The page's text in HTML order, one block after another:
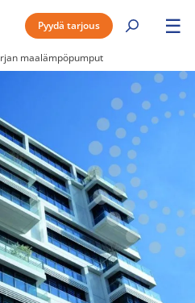
Pyydä tarjous ☰
maalämpöpumput